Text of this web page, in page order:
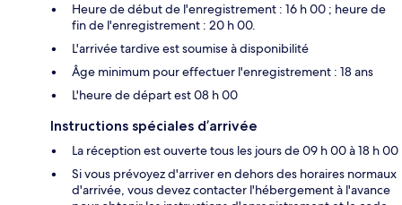
Heure de début de l'enregistrement : 16 h 00 ; heure de
fin de l'enregistrement : 20 h 00.
L'arrivée tardive est soumise à disponibilité
Âge minimum pour effectuer l'enregistrement : 18 ans
L'heure de départ est 08 h 00
Instructions spéciales d’arrivée
La réception est ouverte tous les jours de 09 h 00 à 18 h 00
Si vous prévoyez d'arriver en dehors des horaires normaux
d'arrivée, vous devez contacter l'hébergement à l'avance